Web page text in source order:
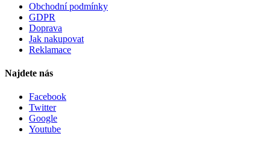
Obchodní podmínky
GDPR
Doprava
Jak nakupovat
Reklamace
Najdete nás
Facebook
Twitter
Google
Youtube